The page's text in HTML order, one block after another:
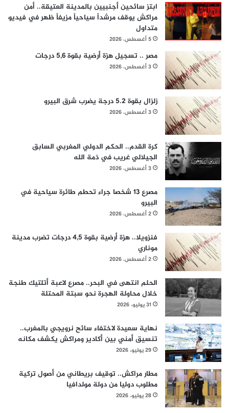
ابتز سائحين أجنبيين بالمدينة العتيقة.. أمن
مراكش يوقف مرشداً سياحياً مزيفاً ظهر في فيديو
متداول
5 أغسطس، 2026
مصر .. تسجيل هزة أرضية بقوة 5,6 درجات
3 أغسطس، 2026
زلزال بقوة 5.2 درجة يضرب شرق البيرو
3 أغسطس، 2026
كرة القدم.. الحكم الدولي المغربي السابق
الجيلالي غريب في ذمة الله
3 أغسطس، 2026
مصرع 13 شخصا جراء تحطم طائرة سياحية في
البيرو
2 أغسطس، 2026
فنزويلا.. هزة أرضية بقوة 4,5 درجات تضرب مدينة
موناري
2 أغسطس، 2026
الحلم انتهى في البحر.. مصرع لاعبة أتلتيك طنجة
خلال محاولة الهجرة نحو سبتة المحتلة
31 يوليو، 2026
نهاية سعيدة لاختفاء سائح نرويجي بالمغرب..
تنسيق أمني بين أكادير ومراكش يكشف مكانه
29 يوليو، 2026
مطار مراكش.. توقيف بريطاني من أصول تركية
مطلوب دوليا من دولة مولدافيا
28 يوليو، 2026